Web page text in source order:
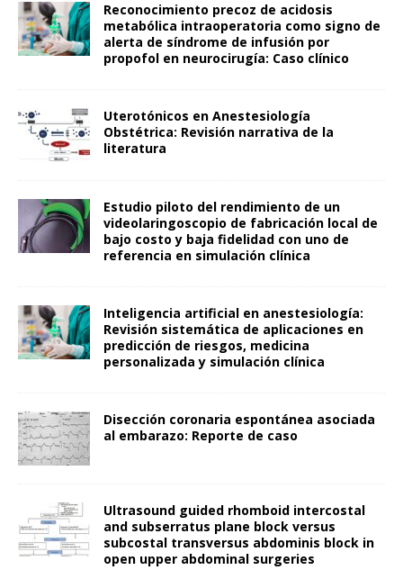
Reconocimiento precoz de acidosis
metabólica intraoperatoria como signo de
alerta de síndrome de infusión por
propofol en neurocirugía: Caso clínico
Uterotónicos en Anestesiología
Obstétrica: Revisión narrativa de la
literatura
Estudio piloto del rendimiento de un
videolaringoscopio de fabricación local de
bajo costo y baja fidelidad con uno de
referencia en simulación clínica
Inteligencia artificial en anestesiología:
Revisión sistemática de aplicaciones en
predicción de riesgos, medicina
personalizada y simulación clínica
Disección coronaria espontánea asociada
al embarazo: Reporte de caso
Ultrasound guided rhomboid intercostal
and subserratus plane block versus
subcostal transversus abdominis block in
open upper abdominal surgeries